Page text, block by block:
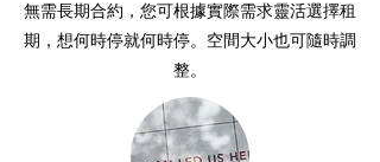
無需長期合約，您可根據實際需求靈活選擇租
期，想何時停就何時停。空間大小也可隨時調
整。